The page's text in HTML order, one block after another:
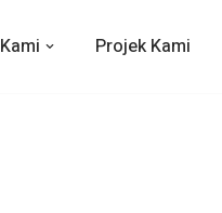
Projek Kami